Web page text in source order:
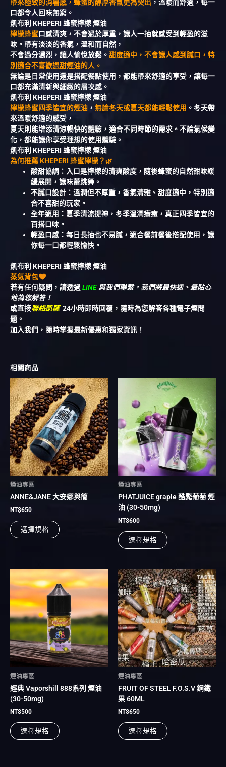
帶來極致的消暑感，蜂蜜的醇厚香氣更為突出 ，溫暖而舒適，每一
口都令人回味無窮。
凱布利 KHEPERI 蜂蜜檸檬 煙油
檸檬蜂蜜口感清爽，不會過於厚重，讓人一抽就感受到輕盈的滋
味。帶有淡淡的香氣，溫和而自然，
不會過分濃烈，讓人愉悅放鬆。 甜度適中，不會讓人感到膩口，特
別適合不喜歡過甜煙油的人。
無論是日常使用還是搭配餐點使用，都能帶來舒適的享受，讓每一
口都充滿清新與細緻的層次感。
凱布利 KHEPERI 蜂蜜檸檬 煙油
檸檬蜂蜜四季皆宜的煙油 ， 無論冬天或夏天都能輕鬆使用 。冬天帶
來溫暖舒適的感受，
夏天則能增添清涼暢快的體驗，適合不同時節的需求。不論氣候變
化，都能讓你享受理想的使用體驗。
凱布利 KHEPERI 蜂蜜檸檬 煙油
為何推薦 KHEPERI 蜂蜜檸檬？🌿
酸甜協調：入口是檸檬的清爽酸度，隨後蜂蜜的自然甜味緩
緩展開，讓味蕾跳舞。
不膩口設計：溫潤但不厚重，香氣清雅、甜度適中，特別適
合不喜甜的玩家。
全年適用：夏季清涼提神，冬季溫潤療癒，真正四季皆宜的
百搭口味。
輕盈口感：每日長抽也不易膩，適合餐前餐後搭配使用，讓
你每一口都輕鬆愉快。
凱布利 KHEPERI 蜂蜜檸檬 煙油
蒸氣背包
若有任何疑問，請透過 LINE與我們聯繫，我們將最快速、最貼心
地為您解答！
或直接聯絡凱薩 24小時即時回覆，隨時為您解答各種電子煙問
題。
加入我們，隨時掌握最新優惠和獨家資訊！
相關商品
煙油專區
ANNE&JANE 大安娜與簡
NT$650
選擇規格
此
產
品
有
多
種
款
式。
可
在
品
選
煙油專區
PHATJUICE graple 酷斃葡萄 煙
油 (30-50mg)
NT$600
選擇規格
此
產
品
有
多
種
款
式。
可
在
品
擇
煙油專區
經典 Vaporshill 888系列 煙油
(30-50mg)
NT$500
選擇規格
此
產
品
多
種
款
式。
可
在
品
擇
煙油專區
FRUIT OF STEEL F.O.S.V 鋼鐵
果 60ML
NT$650
選擇規格
此
產
品
有
多
種
款
式。
可
在
品
擇